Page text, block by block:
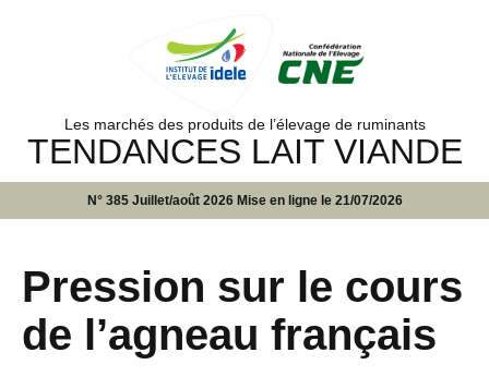
Les marchés des produits de l’élevage de ruminants
TENDANCES LAIT VIANDE
N° 385 Juillet/août 2026 Mise en ligne le 21/07/2026
Pression sur le cours
de l’agneau français